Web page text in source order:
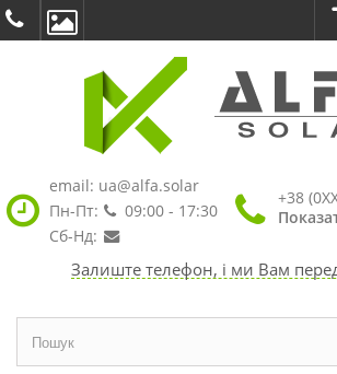
email: ua@alfa.solar
Пн-Пт:
09:00 - 17:30
Сб-Нд:
+38
Залиште телефон, і ми Вам